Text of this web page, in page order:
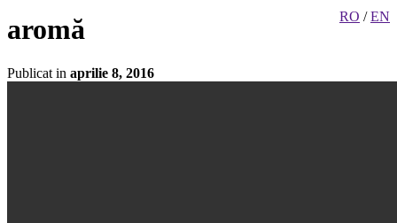
RO /EN
aromă
Publicat in aprilie 8, 2016